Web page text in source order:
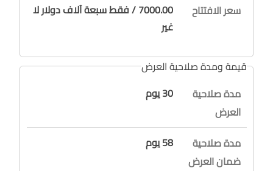
سعر الافتتاح
7000.00 / فقط سبعة آلاف دولار لا
غير
قيمة ومدة صلاحية العرض
مدة صلاحية
العرض
30 يوم
مدة صلاحية
ضمان العرض
58 يوم